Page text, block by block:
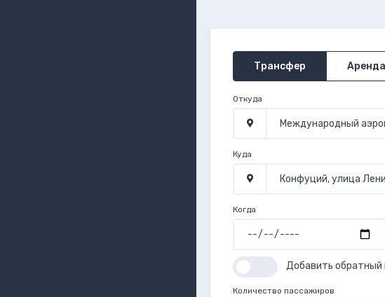
Трансфер
Откуда
Куда
Когда
Добавить
Количество пассажиров